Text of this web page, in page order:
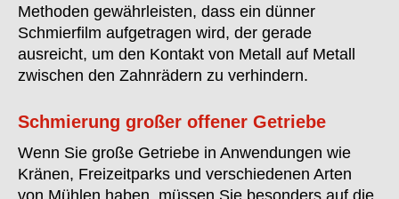
Methoden gewährleisten, dass ein dünner
Schmierfilm aufgetragen wird, der gerade
ausreicht, um den Kontakt von Metall auf Metall
zwischen den Zahnrädern zu verhindern.
Schmierung großer offener Getriebe
Wenn Sie große Getriebe in Anwendungen wie
Kränen, Freizeitparks und verschiedenen Arten
von Mühlen haben, müssen Sie besonders auf die